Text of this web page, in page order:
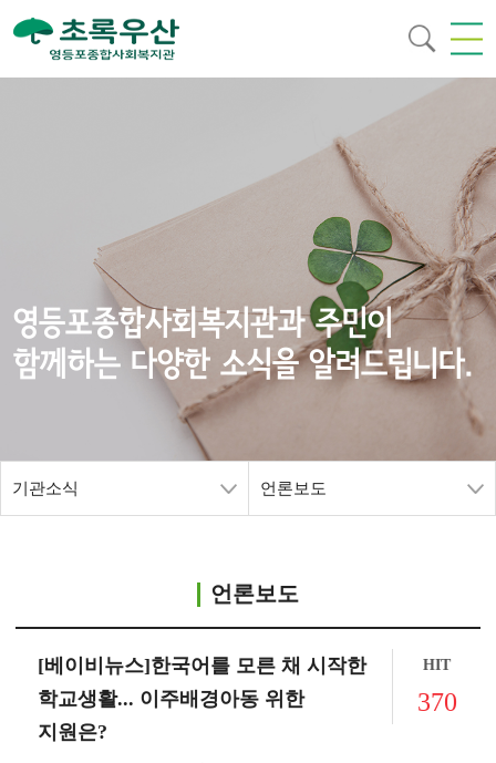
영등포종합사회복지관과 주민이
함께하는 다양한 소식을 알려드립니다.
기관소식 언론보도
언론보도
[베이비뉴스]한국어를 모른 채 시작한
학교생활... 이주배경아동 위한
지원은?
HIT
370